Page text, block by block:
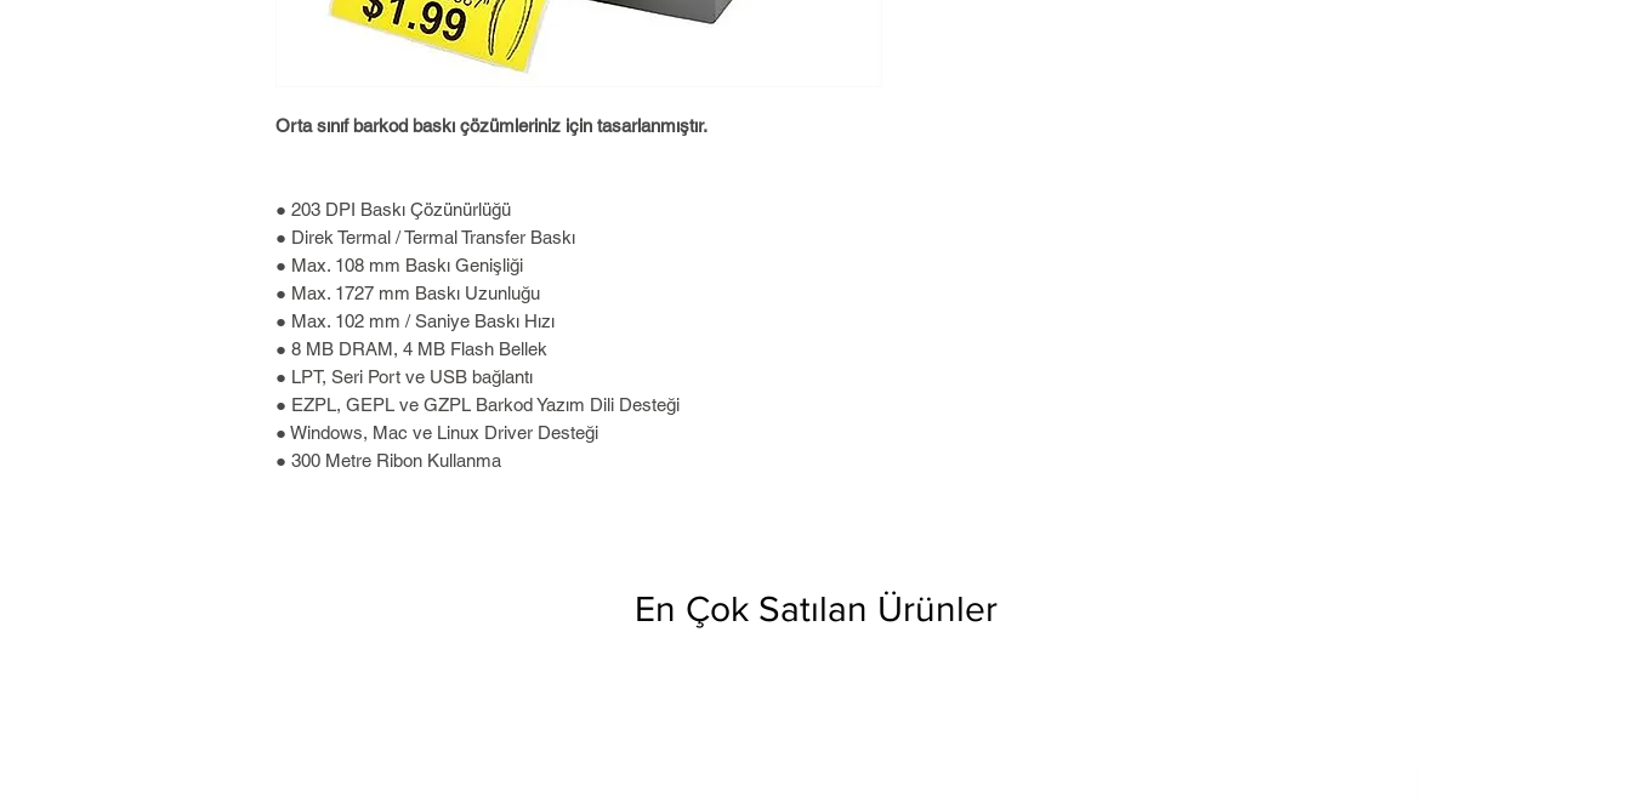
Orta sınıf barkod baskı çözümleriniz için tasarlanmıştır.
● 203 DPI Baskı Çözünürlüğü
● Direk Termal / Termal Transfer Baskı
● Max. 108 mm Baskı Genişliği
● Max. 1727 mm Baskı Uzunluğu
● Max. 102 mm / Saniye Baskı Hızı
● 8 MB DRAM, 4 MB Flash Bellek
● LPT, Seri Port ve USB bağlantı
● EZPL, GEPL ve GZPL Barkod Yazım Dili Desteği
● Windows, Mac ve Linux Driver Desteği
● 300 Metre Ribon Kullanma
En Çok Satılan Ürünler